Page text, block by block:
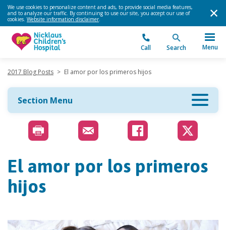
We use cookies to personalize content and ads, to provide social media features,
and to analyze our traffic. By continuing to use our site, you accept our use of
cookies. Website information disclaimer.
Call Search Menu
2017 Blog Posts > El amor por los primeros hijos
Section Menu
El amor por los primeros
hijos